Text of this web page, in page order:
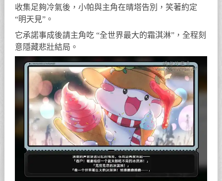
收集足夠冷氣後，小帕與主角在晴塔告別，笑著約定
“明天見”。
它承諾事成後請主角吃 “全世界最大的霜淇淋”，全程刻
意隱藏悲壯結局。